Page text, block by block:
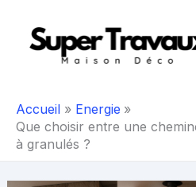
contenu
Accueil
Energie
Que choisir entre une
à granulés ?